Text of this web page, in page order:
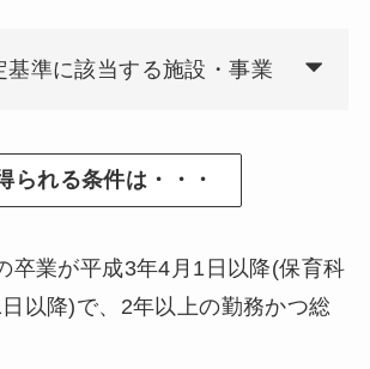
基準に該当する施設・事業
られる条件は・・・
卒業が平成3年4月1日以降(保育科
以降)で、2年以上の勤務かつ総